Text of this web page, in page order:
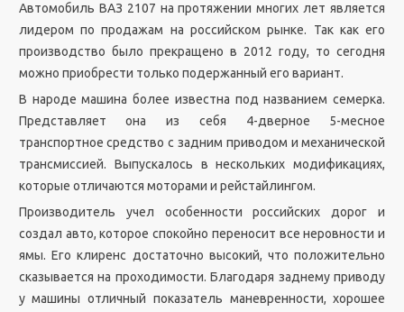
Автомобиль ВАЗ 2107 на протяжении многих лет является
лидером по продажам на российском рынке. Так как его
производство было прекращено в 2012 году, то сегодня
можно приобрести только подержанный его вариант.
В народе машина более известна под названием семерка.
Представляет она из себя 4-дверное 5-месное
транспортное средство с задним приводом и механической
трансмиссией. Выпускалось в нескольких модификациях,
которые отличаются моторами и рейстайлингом.
Производитель учел особенности российских дорог и
создал авто, которое спокойно переносит все неровности и
ямы. Его клиренс достаточно высокий, что положительно
сказывается на проходимости. Благодаря заднему приводу
у машины отличный показатель маневренности, хорошее